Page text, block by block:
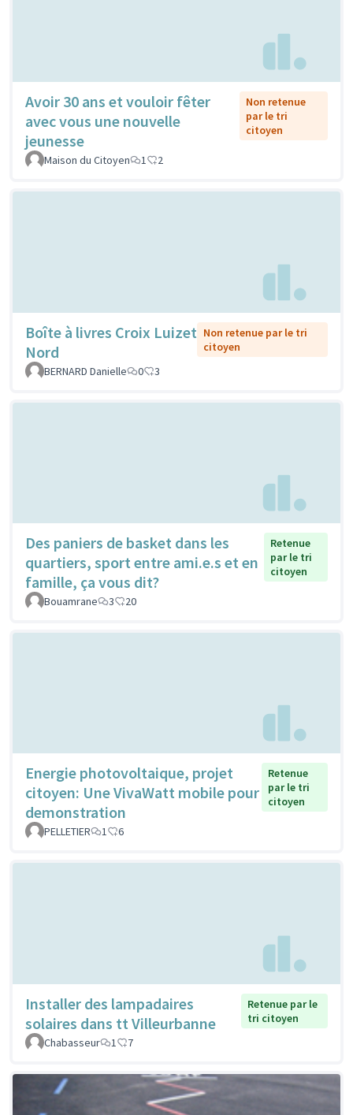
Avoir 30 ans et vouloir fêter
avec vous une nouvelle
jeunesse
Non retenue
par le tri
citoyen
Maison du Citoyen 1 2
Boîte à livres Croix Luizet
Nord
Non retenue par le tri
citoyen
BERNARD Danielle
0 3
Des paniers de basket dans les
quartiers, sport entre ami.e.s et en
famille, ça vous dit?
Retenue
par le tri
citoyen
Bouamrane 3 20
Energie photovoltaique, projet
citoyen: Une VivaWatt mobile pour
demonstration
Retenue
par le tri
citoyen
PELLETIER 1 6
Installer des lampadaires
solaires dans tt Villeurbanne
Retenue par le
tri citoyen
Chabasseur
1 7